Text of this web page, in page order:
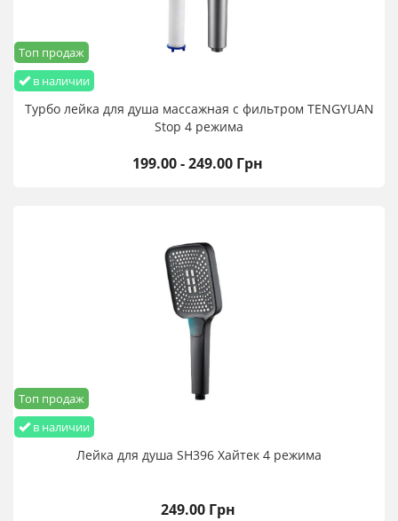
в наличии
Топ продаж
Турбо лейка для душа массажная с фильтром TENGYUAN
Stop 4 режима
199.00 - 249.00 Грн
в наличии
Топ продаж
Лейка для душа SH396 Хайтек 4 режима
249.00 Грн